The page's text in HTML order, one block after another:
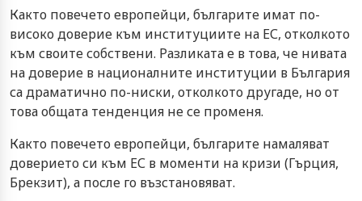
Както повечето европейци, българите имат по-
високо доверие към институциите на ЕС, отколкото
към своите собствени. Разликата е в това, че нивата
на доверие в националните институции в България
са драматично по-ниски, отколкото другаде, но от
това общата тенденция не се променя.
Както повечето европейци, българите намаляват
доверието си към ЕС в моменти на кризи (Гърция,
Брекзит), а после го възстановяват.